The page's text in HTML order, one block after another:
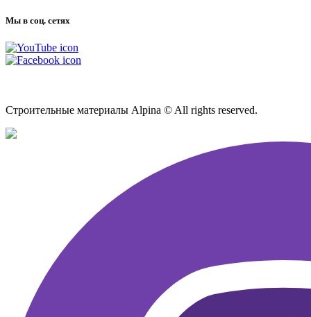
Мы в соц. сетях
Строительные материалы Alpina © All rights reserved.